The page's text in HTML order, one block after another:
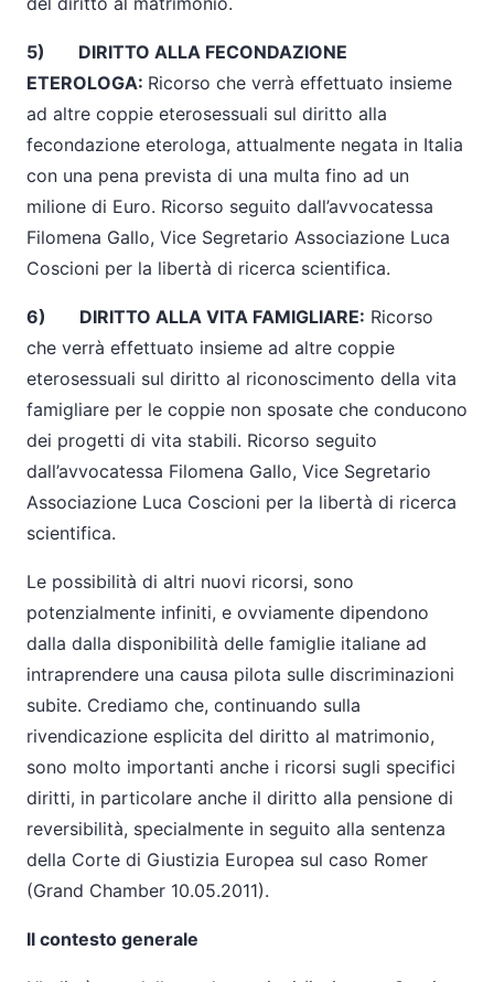
5)
DIRITTO ALLA FECONDAZIONE
ETEROLOGA: Ricorso che verrà effettuato insieme
ad altre coppie eterosessuali sul diritto alla
fecondazione eterologa, attualmente negata in Italia
con una pena prevista di una multa fino ad un
milione di Euro. Ricorso seguito dall’avvocatessa
Filomena Gallo, Vice Segretario Associazione Luca
Coscioni per la libertà di ricerca scientifica.
6) DIRITTO ALLA VITA FAMIGLIARE: Ricorso
che verrà effettuato insieme ad altre coppie
eterosessuali sul diritto al riconoscimento della vita
famigliare per le coppie non sposate che conducono
dei progetti di vita stabili. Ricorso seguito
dall’avvocatessa Filomena Gallo, Vice Segretario
Associazione Luca Coscioni per la libertà di ricerca
scientifica.
Le possibilità di altri nuovi ricorsi, sono
potenzialmente infiniti, e ovviamente dipendono
dalla dalla disponibilità delle famiglie italiane ad
intraprendere una causa pilota sulle discriminazioni
subite. Crediamo che, continuando sulla
rivendicazione esplicita del diritto al matrimonio,
sono molto importanti anche i ricorsi sugli specifici
diritti, in particolare anche il diritto alla pensione di
reversibilità, specialmente in seguito alla sentenza
della Corte di Giustizia Europea sul caso Romer
(Grand Chamber 10.05.2011).
Il contesto generale